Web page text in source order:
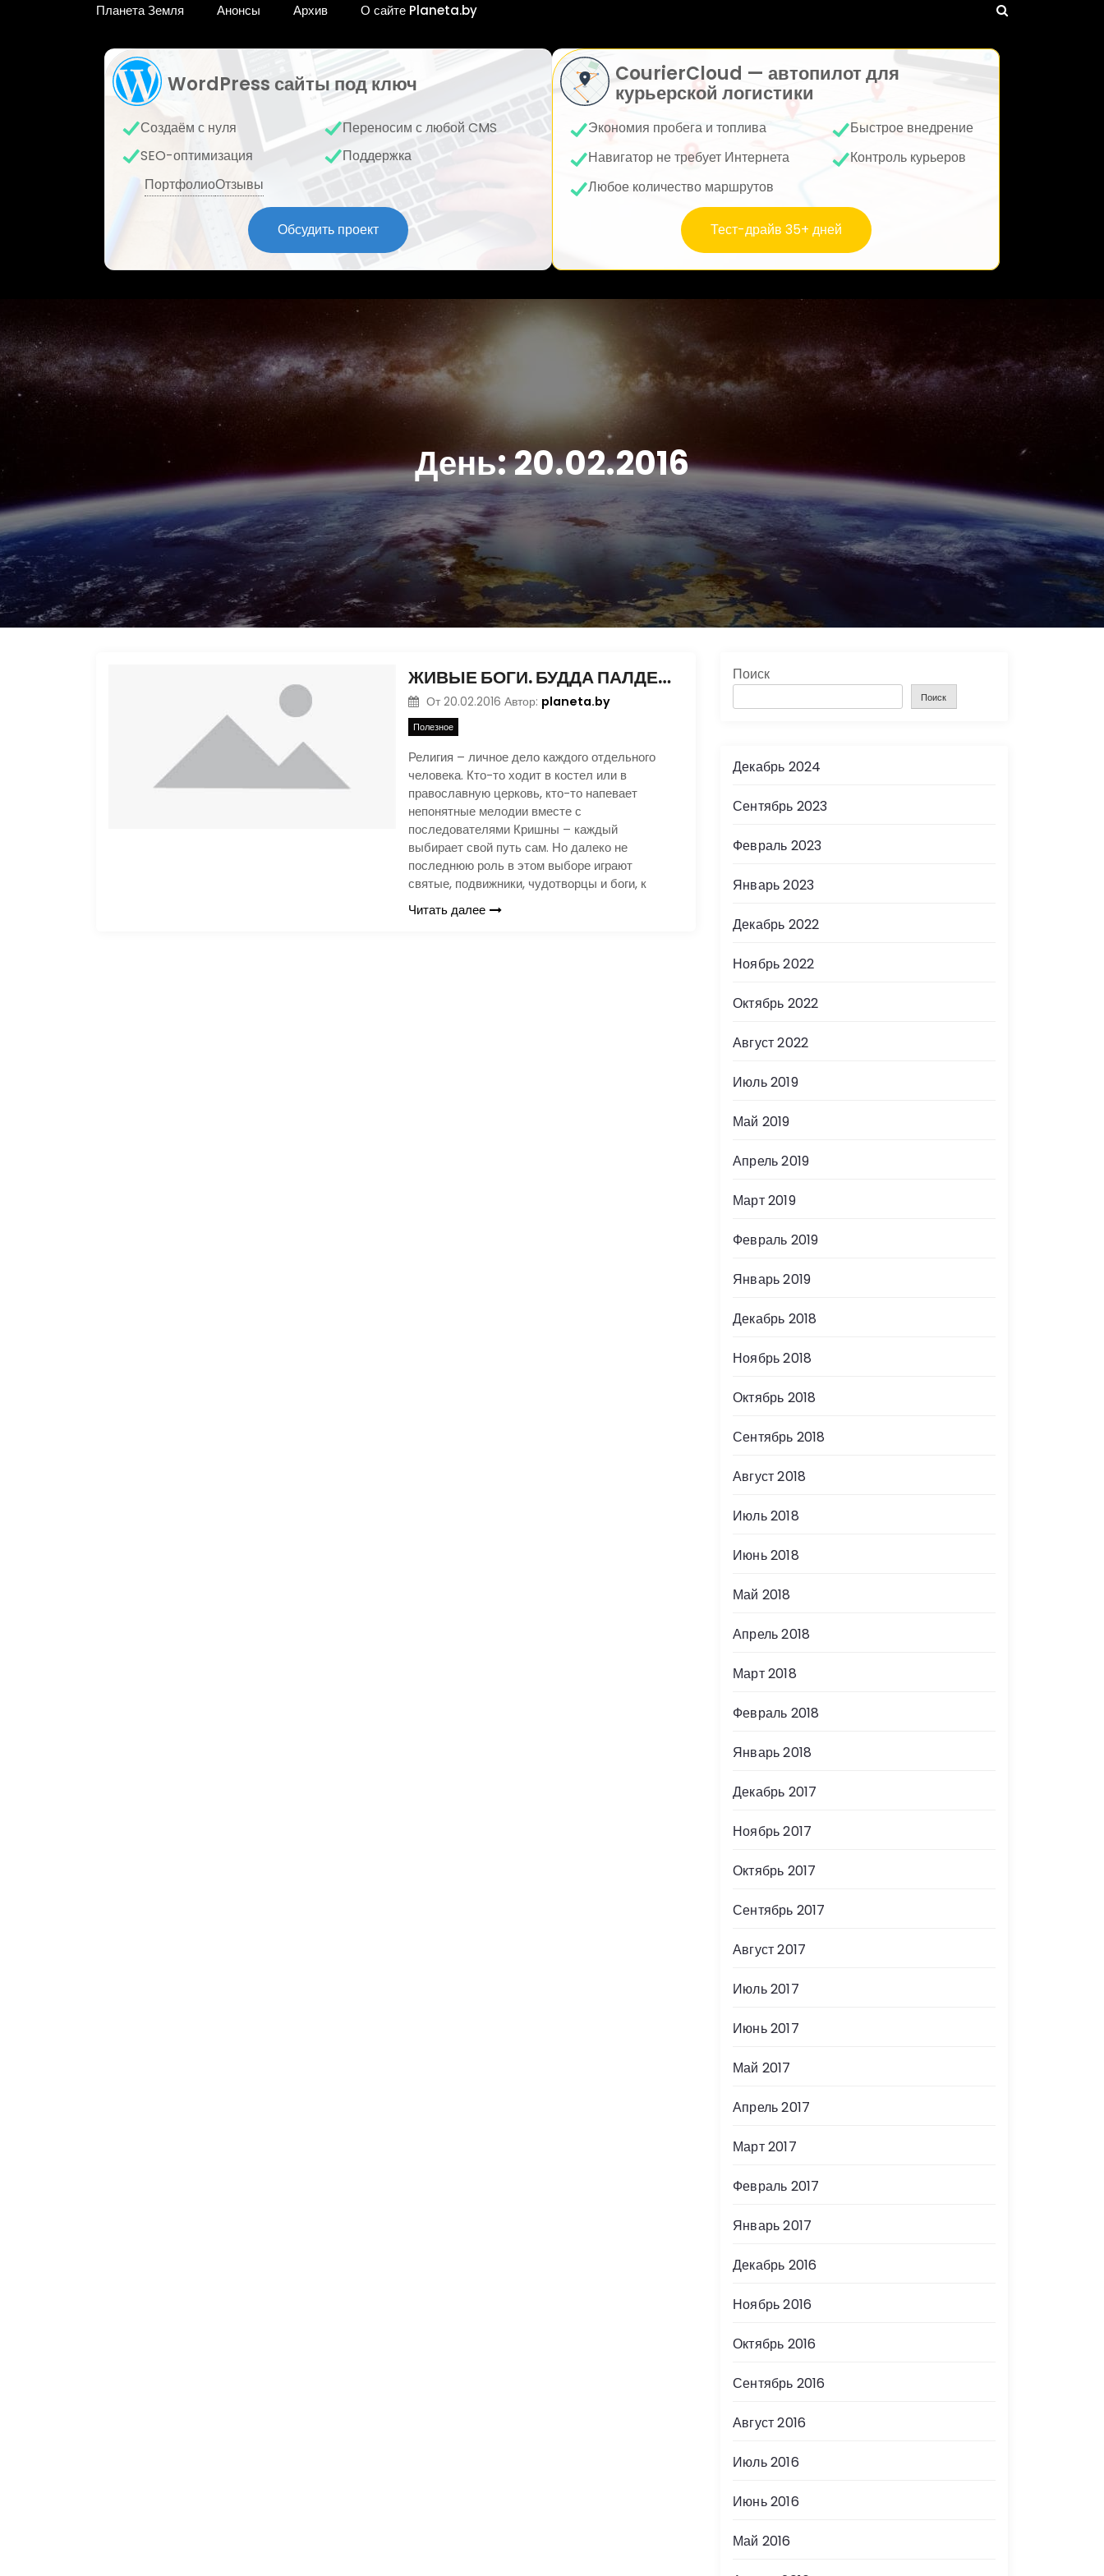
Планета Земля Анонсы Архив О сайте Planeta.by
WordPress сайты под ключ
Создаём с нуля
Переносим с любой CMS
SEO-оптимизация
Поддержка
ПортфолиоОтзывы
Обсудить проект
CourierCloud — автопилот для
курьерской логистики
Экономия пробега и топлива
Быстрое внедрение
Навигатор не требует Интернета
Контроль курьеров
Любое количество маршрутов
Тест-драйв 35+ дней
День:20.02.2016
ЖИВЫЕ БОГИ. БУДДА ПАЛДЕН ДОРДЖЕ
От 20.02.2016 Автор: planeta.by
Полезное
Религия – личное дело каждого отдельного
человека. Кто-то ходит в костел или в
православную церковь, кто-то напевает
непонятные мелодии вместе с
последователями Кришны – каждый
выбирает свой путь сам. Но далеко не
последнюю роль в этом выборе играют
святые, подвижники, чудотворцы и боги, к
Читать далее
Поиск
Поиск
Декабрь 2024
Сентябрь 2023
Февраль 2023
Январь 2023
Декабрь 2022
Ноябрь 2022
Октябрь 2022
Август 2022
Июль 2019
Май 2019
Апрель 2019
Март 2019
Февраль 2019
Январь 2019
Декабрь 2018
Ноябрь 2018
Октябрь 2018
Сентябрь 2018
Август 2018
Июль 2018
Июнь 2018
Май 2018
Апрель 2018
Март 2018
Февраль 2018
Январь 2018
Декабрь 2017
Ноябрь 2017
Октябрь 2017
Сентябрь 2017
Август 2017
Июль 2017
Июнь 2017
Май 2017
Апрель 2017
Март 2017
Февраль 2017
Январь 2017
Декабрь 2016
Ноябрь 2016
Октябрь 2016
Сентябрь 2016
Август 2016
Июль 2016
Июнь 2016
Май 2016